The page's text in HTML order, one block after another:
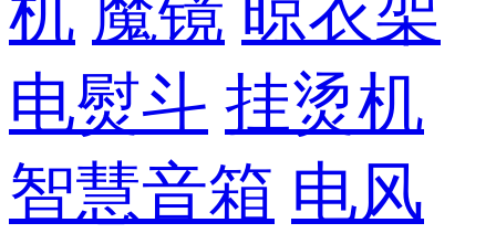
电熨斗 挂烫机
智慧音箱 电风